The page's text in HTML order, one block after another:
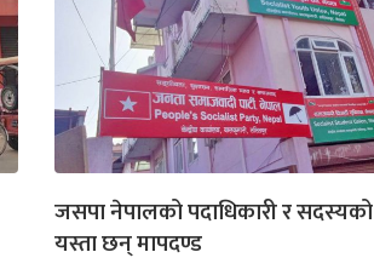
जसपा नेपालको पदाधिकारी र
यस्ता छन् मापदण्ड